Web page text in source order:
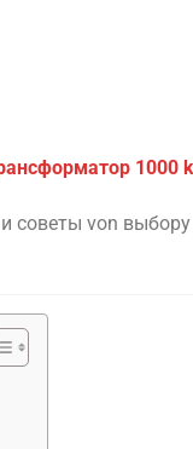
1000
и советы von выбору